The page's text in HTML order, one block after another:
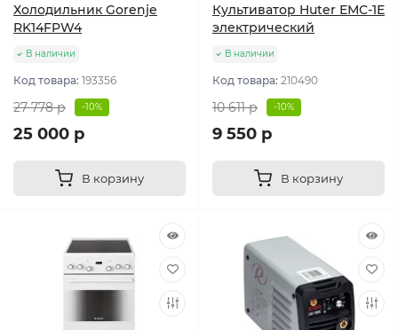
Холодильник Gorenje
RK14FPW4
В наличии
Код товара: 193356
27 778 р -10%
25 000 р
В корзину
Культиватор Huter ЕМС-1E
электрический
В наличии
Код товара: 210490
10 611 р -10%
9 550 р
В корзину